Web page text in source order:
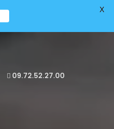
09.72.52.27.00
X